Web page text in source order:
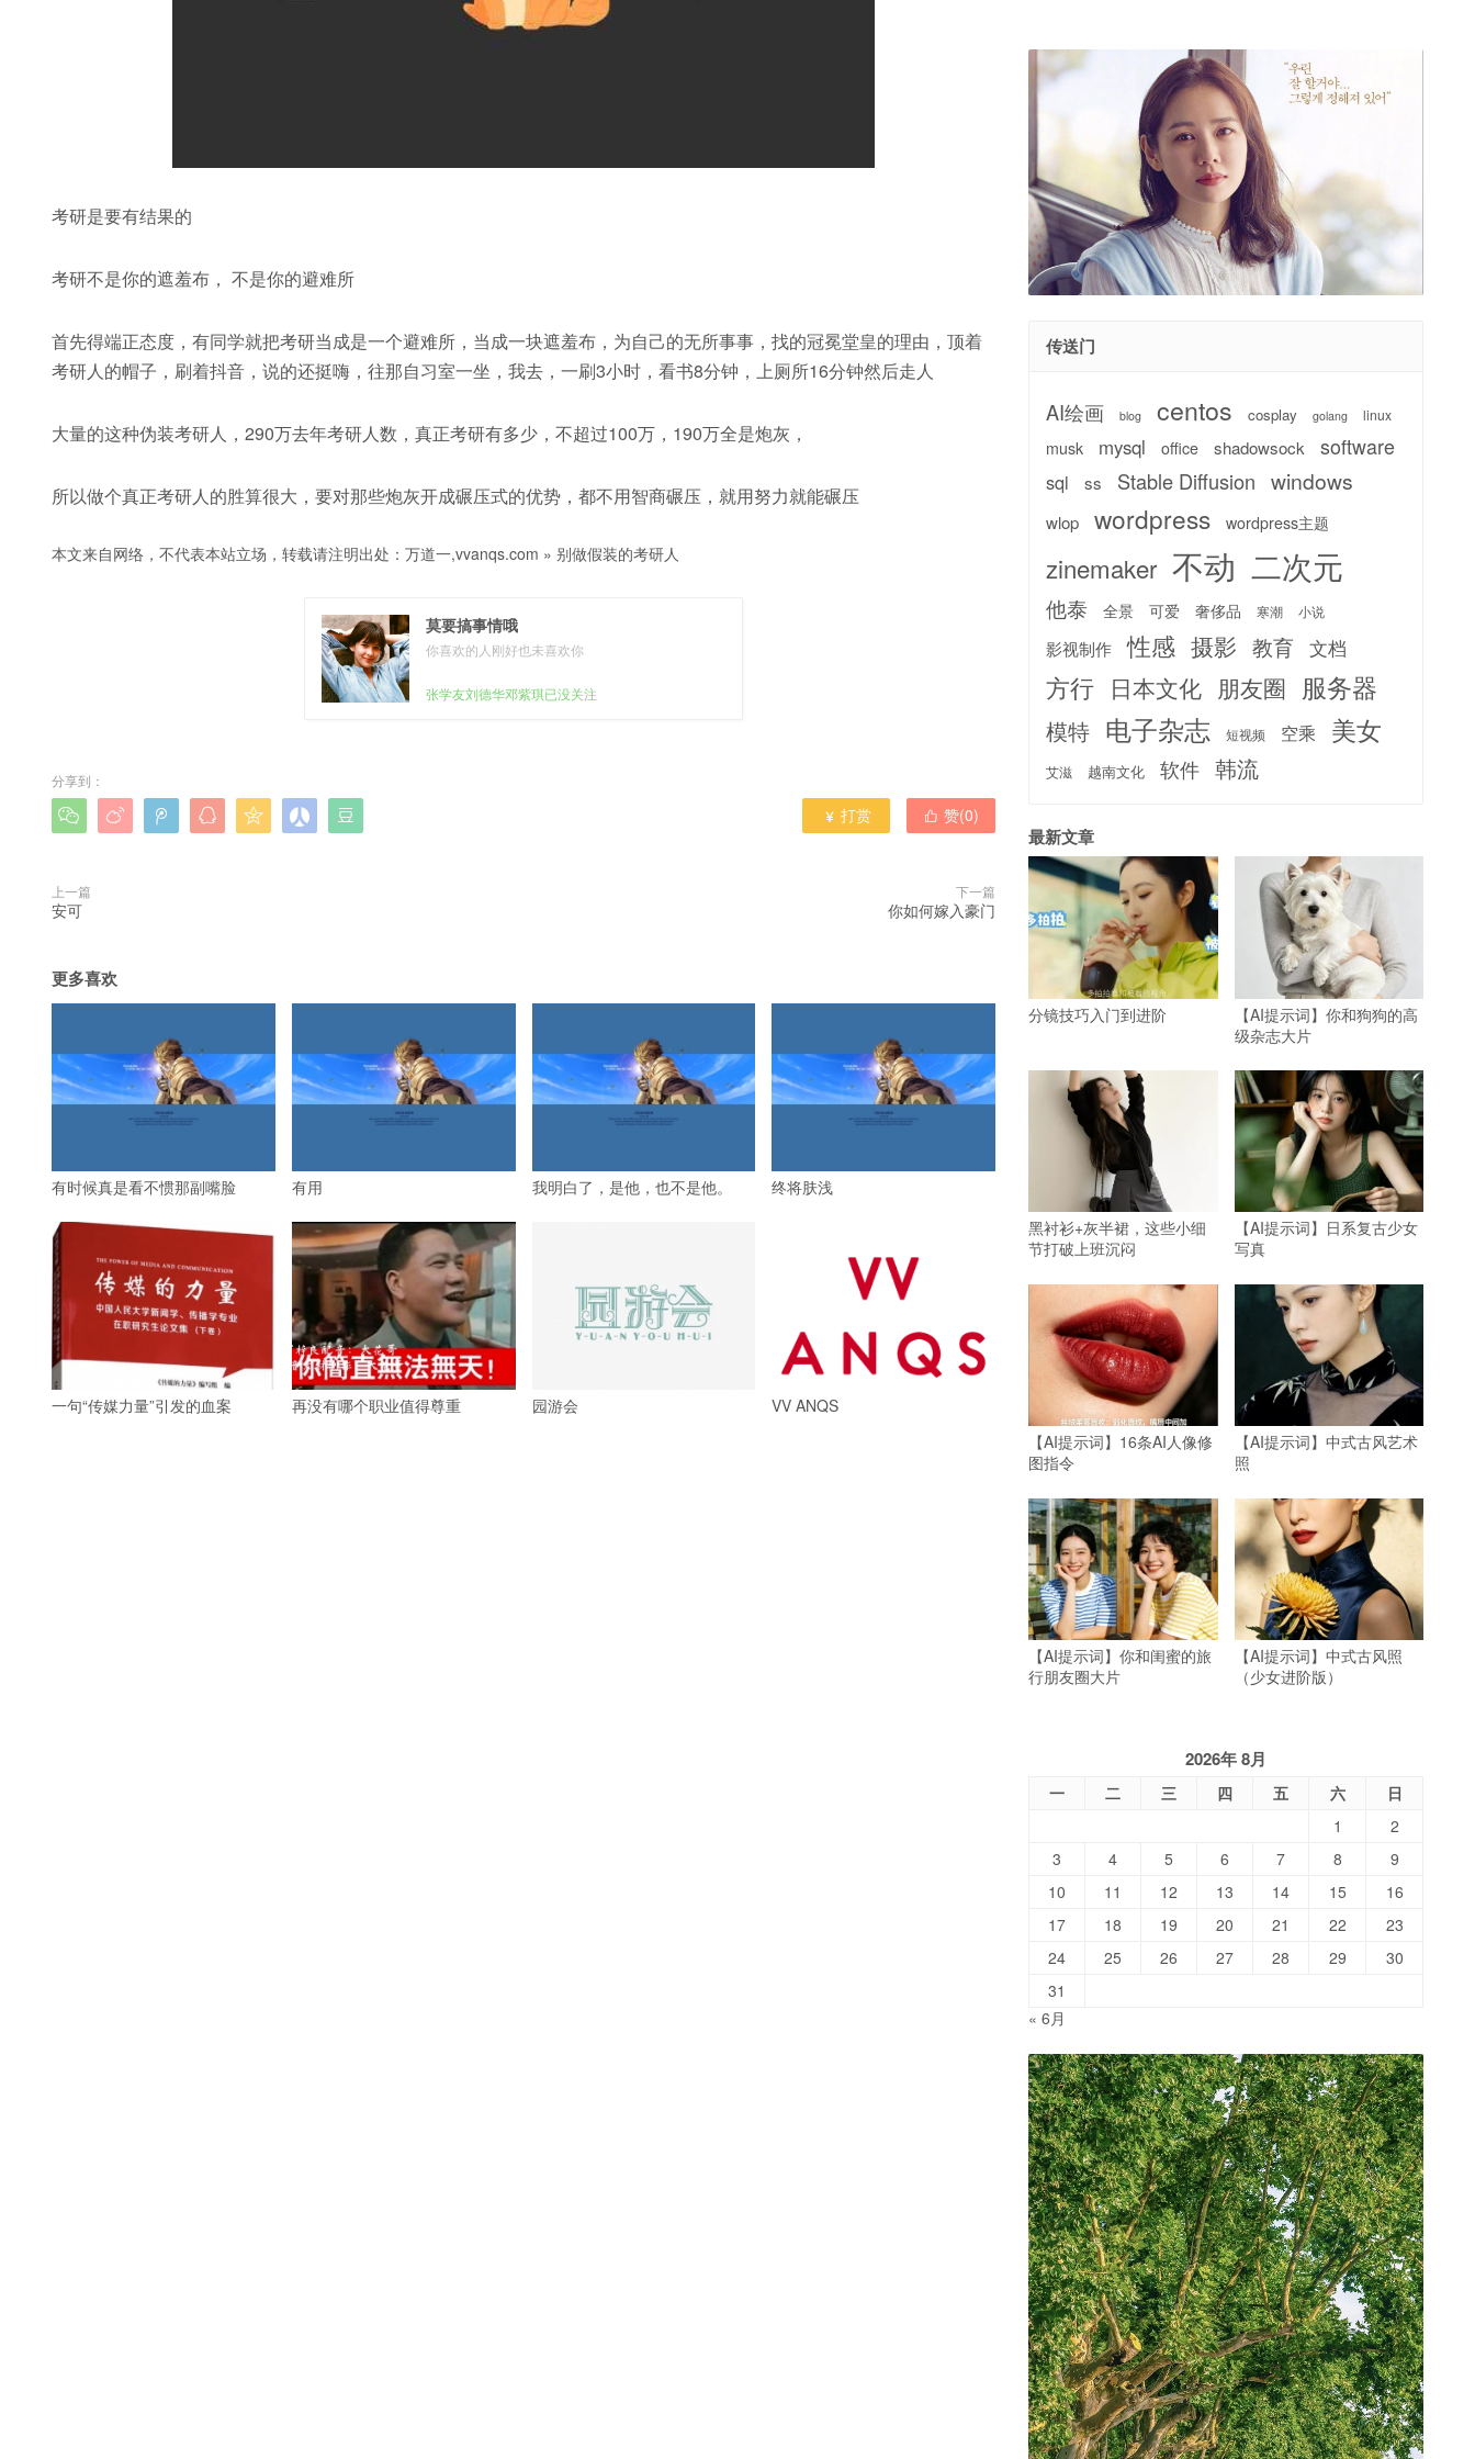
考研是要有结果的
考研不是你的遮羞布， 不是你的避难所
首先得端正态度，有同学就把考研当成是一个避难所，当成一块遮羞布，为自己的无所事事，找的冠冕堂皇的理由，顶着
考研人的帽子，刷着抖音，说的还挺嗨，往那自习室一坐，我去，一刷3小时，看书8分钟，上厕所16分钟然后走人
大量的这种伪装考研人，290万去年考研人数，真正考研有多少，不超过100万，190万全是炮灰，
所以做个真正考研人的胜算很大，要对那些炮灰开成碾压式的优势，都不用智商碾压，就用努力就能碾压
本文来自网络，不代表本站立场，转载请注明出处： 万道一,vvanqs.com » 别做假装的考研人
莫要搞事情哦
你喜欢的人刚好也未喜欢你
张学友刘德华邓紫琪已没关注
分享到：
        赞(0)
 打赏
上一篇
安可
下一篇
你如何嫁入豪门
更多喜欢
有时候真是看不惯那副嘴脸 有用 我明白了，是他，也不是他。 终将肤浅
一句“传媒力量”引发的血案 再没有哪个职业值得尊重 园游会 VV ANQS
传送门
AI绘画 blog centos cosplay golang linux
musk mysql office shadowsock software
sql ss Stable Diffusion windows
wlop wordpress wordpress主题
zinemaker 不动 二次元
他泰 全景 可爱 奢侈品 寒潮 小说
影视制作 性感 摄影 教育 文档
方行 日本文化 朋友圈 服务器
模特 电子杂志 短视频 空乘 美女
艾滋 越南文化 软件 韩流
最新文章
分镜技巧入门到进阶
【AI提示词】你和狗狗的高
级杂志大片
黑衬衫+灰半裙，这些小细
节打破上班沉闷
【AI提示词】日系复古少女
写真
【AI提示词】16条AI人像修
图指令
【AI提示词】中式古风艺术
照
【AI提示词】你和闺蜜的旅
行朋友圈大片
【AI提示词】中式古风照
（少女进阶版）
2026年 8月
一 二 三 四 五 六
日
1
2
3
4 5 6 7 8
9
10
11 12 13 14 15
16
17
18 19 20 21 22
23
24
25 26 27 28 29
30
31
« 6月